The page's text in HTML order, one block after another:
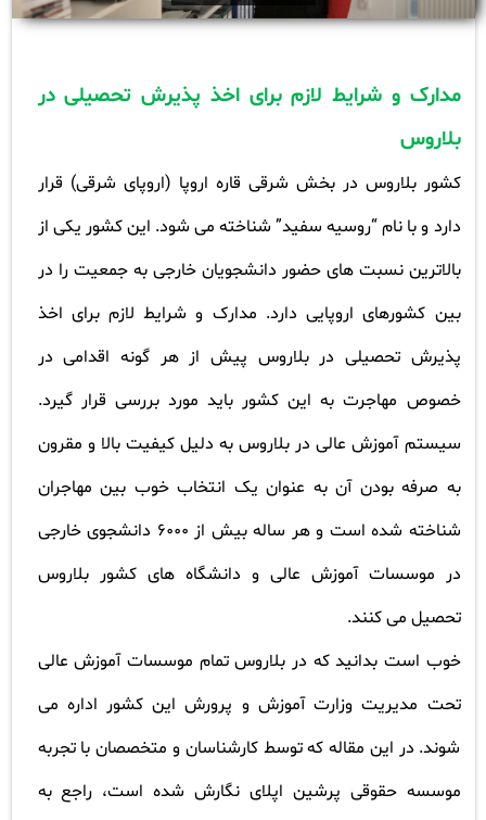
مدارک و شرایط لازم برای اخذ پذیرش تحصیلی در
بلاروس
کشور بلاروس در بخش شرقی قاره اروپا (اروپای شرقی) قرار
دارد و با نام “روسیه سفید” شناخته می شود. این کشور یکی از
بالاترین نسبت های حضور دانشجویان خارجی به جمعیت را در
بین کشورهای اروپایی دارد. مدارک و شرایط لازم برای اخذ
پذیرش تحصیلی در بلاروس پیش از هر گونه اقدامی در
خصوص مهاجرت به این کشور باید مورد بررسی قرار گیرد.
سیستم آموزش عالی در بلاروس به دلیل کیفیت بالا و مقرون
به صرفه بودن آن به عنوان یک انتخاب خوب بین مهاجران
شناخته شده است و هر ساله بیش از 6000 دانشجوی خارجی
در موسسات آموزش عالی و دانشگاه های کشور بلاروس
تحصیل می کنند.
خوب است بدانید که در بلاروس تمام موسسات آموزش عالی
تحت مدیریت وزارت آموزش و پرورش این کشور اداره می
شوند. در این مقاله که توسط کارشناسان و متخصصان با تجربه
موسسه حقوقی پرشین اپلای نگارش شده است، راجع به